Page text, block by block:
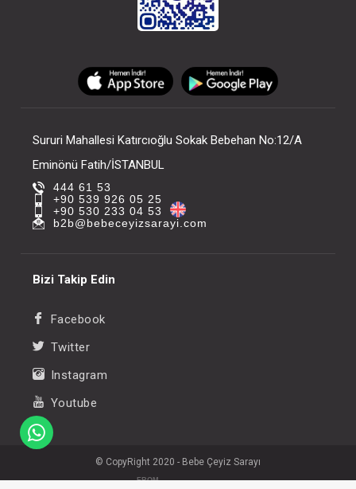
Sururi Mahallesi Katırcıoğlu Sokak Bebehan No:12/A
Eminönü Fatih/İSTANBUL
444 61 53
+90 539 926 05 25
+90 530 233 04 53
b2b@bebeceyizsarayi.com
Bizi Takip Edin
Facebook
Twitter
Instagram
Youtube
© CopyRight 2020 - Bebe Çeyiz Sarayı
FROM